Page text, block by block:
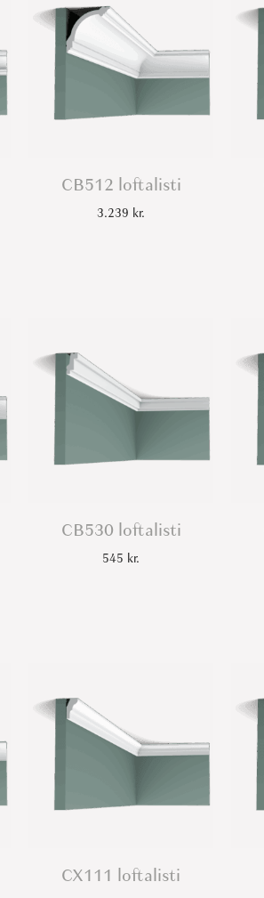
CB512 loftalisti
3.239 kr.
CB530 loftalisti
545 kr.
CX111 loftalisti